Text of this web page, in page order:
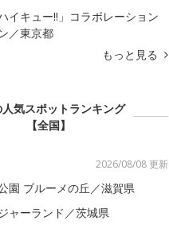
イキュー!!」コラボレーション
／東京都
もっと見る
人気スポットランキング
【全国】
2026/08/08 更新
園 ブルーメの丘／滋賀県
ャーランド／茨城県